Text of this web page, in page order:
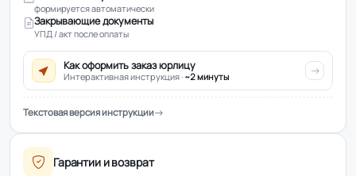
формируется автоматически
Закрывающие документы
УПД / акт после оплаты
Как оформить заказ юрлицу
Интерактивная инструкция · ~2 минуты
Текстовая версия инструкции
Гарантии и возврат